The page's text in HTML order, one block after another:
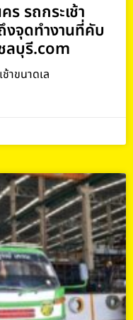
ร รถกระเช้า
งจุดทำงานที่คับ
ลบุรี.com
าขนาดเล